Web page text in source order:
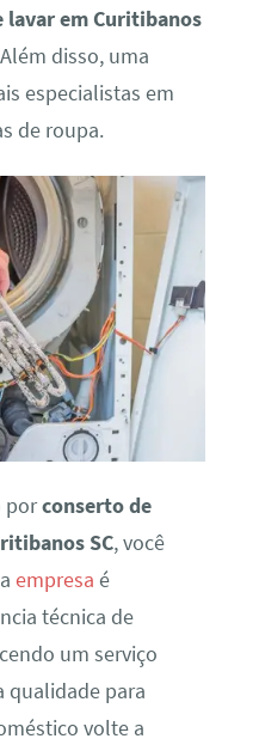
lavar em Curitibanos
disso, uma
especialistas em
de roupa.
porconserto de
SC, você
empresa é
técnica de
um serviço
qualidade para
volte a